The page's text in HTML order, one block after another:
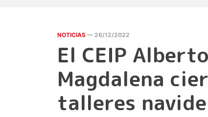
NOTICIAS — 26/12/2022
El CEIP
Magdalena
talleres